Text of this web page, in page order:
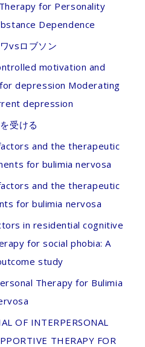
for Personality
Dependence
vsロブソン
motivation and
depression Moderating
depression
受ける
and the therapeutic
for bulimia nervosa
and the therapeutic
for bulimia nervosa
in residential cognitive
for social phobia: A
study
Therapy for Bulimia
OF INTERPERSONAL
THERAPY FOR